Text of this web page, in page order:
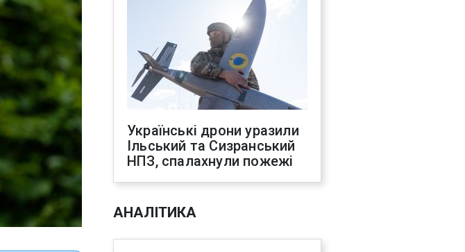
Українські дрони уразили
Ільський та Сизранський
НПЗ, спалахнули пожежі
АНАЛІТИКА